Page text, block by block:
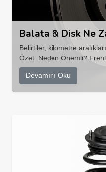
Balata & Disk Ne
Belirtiler, kilometre
Özet: Neden Önemli?
Devamını Oku